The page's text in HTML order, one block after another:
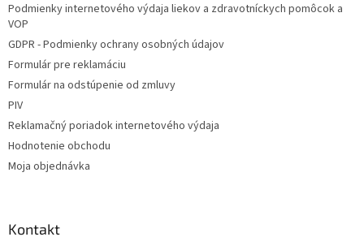
Podmienky internetového výdaja liekov a zdravotníckych pomôcok a
VOP
GDPR - Podmienky ochrany osobných údajov
Formulár pre reklamáciu
Formulár na odstúpenie od zmluvy
PIV
Reklamačný poriadok internetového výdaja
Hodnotenie obchodu
Moja objednávka
Kontakt